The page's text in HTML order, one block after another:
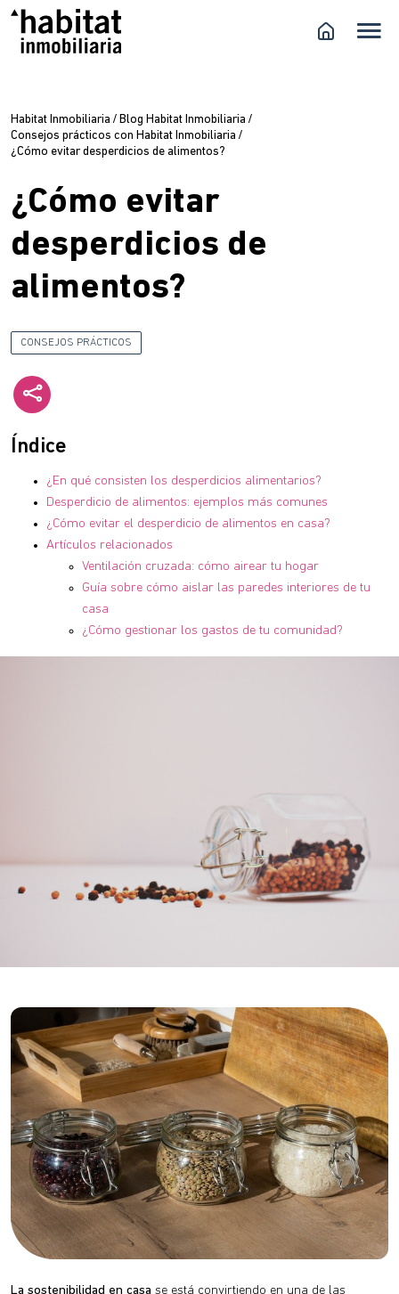
Habitat Inmobiliaria / Blog Habitat Inmobiliaria /
Consejos prácticos con Habitat Inmobiliaria /
¿Cómo evitar desperdicios de alimentos?
¿Cómo evitar
desperdicios de
alimentos?
CONSEJOS PRÁCTICOS
Índice
¿En qué consisten los desperdicios alimentarios?
Desperdicio de alimentos: ejemplos más comunes
¿Cómo evitar el desperdicio de alimentos en casa?
Artículos relacionados
Ventilación cruzada: cómo airear tu hogar
Guía sobre cómo aislar las paredes interiores de tu
casa
¿Cómo gestionar los gastos de tu comunidad?
La sostenibilidad en casa se está convirtiendo en una de las